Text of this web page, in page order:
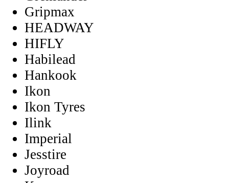
Gripmax
HEADWAY
HIFLY
Habilead
Hankook
Ikon
Ikon Tyres
Ilink
Imperial
Jesstire
Joyroad